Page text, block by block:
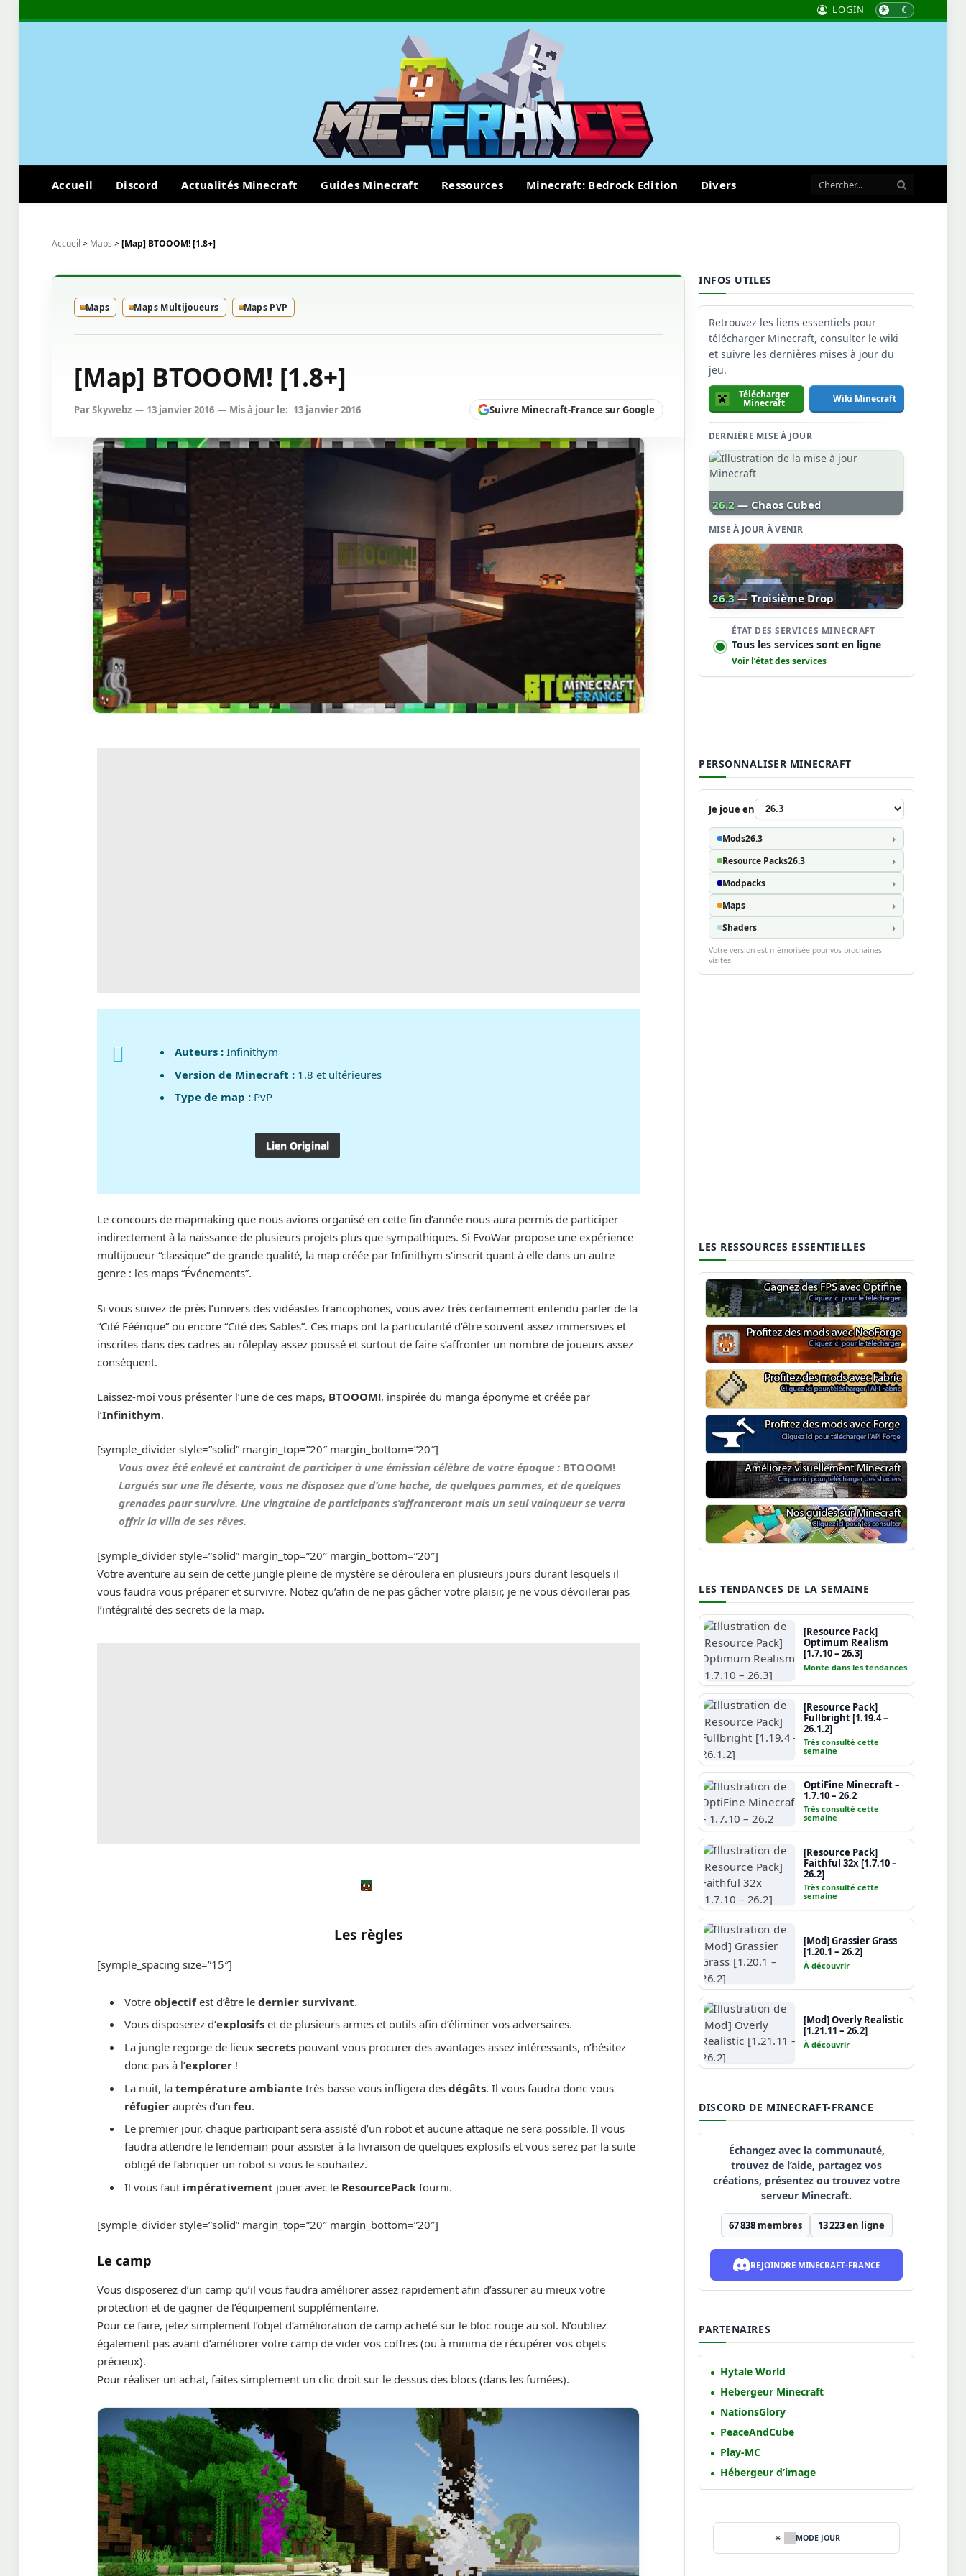
LOGIN
Accueil Discord Actualités Minecraft Guides Minecraft Ressources Minecraft: Bedrock Edition Divers
Accueil > Maps >[Map] BTOOOM! [1.8+]
Maps Maps Multijoueurs Maps PVP
[Map] BTOOOM! [1.8+]
ParSkywebz 13 janvier 2016 Mis à jour le: 13 janvier 2016 Suivre Minecraft-France sur Google
Auteurs : Infinithym
Version de Minecraft : 1.8 et ultérieures
Type de map : PvP
Lien Original
Le concours de mapmaking que nous avions organisé en cette fin d’année nous aura permis de participer
indirectement à la naissance de plusieurs projets plus que sympathiques. Si EvoWar propose une expérience
multijoueur “classique” de grande qualité, la map créée par Infinithym s’inscrit quant à elle dans un autre
genre : les maps “Événements”.
Si vous suivez de près l’univers des vidéastes francophones, vous avez très certainement entendu parler de la
“Cité Féérique” ou encore “Cité des Sables”. Ces maps ont la particularité d’être souvent assez immersives et
inscrites dans des cadres au rôleplay assez poussé et surtout de faire s’affronter un nombre de joueurs assez
conséquent.
Laissez-moi vous présenter l’une de ces maps, BTOOOM!, inspirée du manga éponyme et créée par
l’Infinithym.
[symple_divider style=”solid” margin_top=”20″ margin_bottom=”20″]
Vous avez été enlevé et contraint de participer à une émission célèbre de votre époque : BTOOOM!
Largués sur une île déserte, vous ne disposez que d’une hache, de quelques pommes, et de quelques
grenades pour survivre. Une vingtaine de participants s’affronteront mais un seul vainqueur se verra
offrir la villa de ses rêves.
[symple_divider style=”solid” margin_top=”20″ margin_bottom=”20″]
Votre aventure au sein de cette jungle pleine de mystère se déroulera en plusieurs jours durant lesquels il
vous faudra vous préparer et survivre. Notez qu’afin de ne pas gâcher votre plaisir, je ne vous dévoilerai pas
l’intégralité des secrets de la map.
Les règles
[symple_spacing size=”15″]
Votreobjectifest d’être ledernier survivant.
Vous disposerez d’explosifs et de plusieurs armes et outils afin d’éliminer vos adversaires.
La jungle regorge de lieuxsecrets pouvant vous procurer des avantages assez intéressants, n’hésitez
donc pas à l’explorer !
La nuit, latempérature ambiante très basse vous infligera desdégâts. Il vous faudra donc vous
réfugier auprès d’unfeu.
Le premier jour, chaque participant sera assisté d’un robot et aucune attaque ne sera possible. Il vous
faudra attendre le lendemain pour assister à la livraison de quelques explosifs et vous serez par la suite
obligé de fabriquer un robot si vous le souhaitez.
Il vous faut impérativement jouer avec le ResourcePack fourni.
[symple_divider style=”solid” margin_top=”20″ margin_bottom=”20″]
Le camp
Vous disposerez d’un camp qu’il vous faudra améliorer assez rapidement afin d’assurer au mieux votre
protection et de gagner de l’équipement supplémentaire.
Pour ce faire, jetez simplement l’objet d’amélioration de camp acheté sur le bloc rouge au sol. N’oubliez
également pas avant d’améliorer votre camp de vider vos coffres (ou à minima de récupérer vos objets
précieux).
Pour réaliser un achat, faites simplement un clic droit sur le dessus des blocs (dans les fumées).
INFOS UTILES
Retrouvez les liens essentiels pour
télécharger Minecraft, consulter le wiki
et suivre les dernières mises à jour du
jeu.
Télécharger
Minecraft Wiki Minecraft
DERNIÈRE MISE À JOUR
26.2 — Chaos Cubed
MISE À JOUR À VENIR
26.3 — Troisième Drop
ÉTAT DES SERVICES MINECRAFT
Tous les services sont en ligne
Voir l’état des services
PERSONNALISER MINECRAFT
Je joue en
Mods26.3
Resource Packs26.3
Modpacks
Maps
Shaders
Votre version est mémorisée pour vos prochaines
visites.
LES RESSOURCES ESSENTIELLES
Optifine
NeoForge
Minecraft Fabric
Minecraft Forge
Shaders Minecraft
Guide Minecraft
LES TENDANCES DE LA SEMAINE
[Resource Pack]
Optimum Realism
[1.7.10 – 26.3]
Monte dans les tendances
[Resource Pack]
Fullbright [1.19.4 –
26.1.2]
Très consulté cette
semaine
OptiFine Minecraft –
1.7.10 – 26.2
Très consulté cette
semaine
[Resource Pack]
Faithful 32x [1.7.10 –
26.2]
Très consulté cette
semaine
[Mod] Grassier Grass
[1.20.1 – 26.2]
À découvrir
[Mod] Overly Realistic
[1.21.11 – 26.2]
À découvrir
DISCORD DE MINECRAFT-FRANCE
Échangez avec la communauté,
trouvez de l’aide, partagez vos
créations, présentez ou trouvez votre
serveur Minecraft.
67 838membres 13 223en ligne
REJOINDRE MINECRAFT-FRANCE
PARTENAIRES
Hytale World
Hebergeur Minecraft
NationsGlory
PeaceAndCube
Play-MC
Hébergeur d’image
MODE JOUR